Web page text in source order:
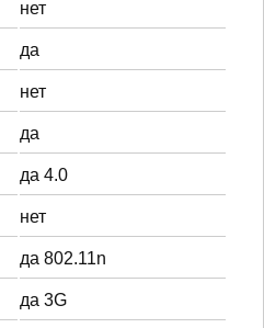
нет
да
нет
да
да 4.0
нет
да 802.11n
да 3G